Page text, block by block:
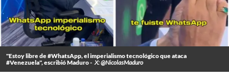
"Estoy libre de #WhatsApp, el imperialismo tecnológico que ataca
#Venezuela", escribió Maduro - X: @NicolasMaduro